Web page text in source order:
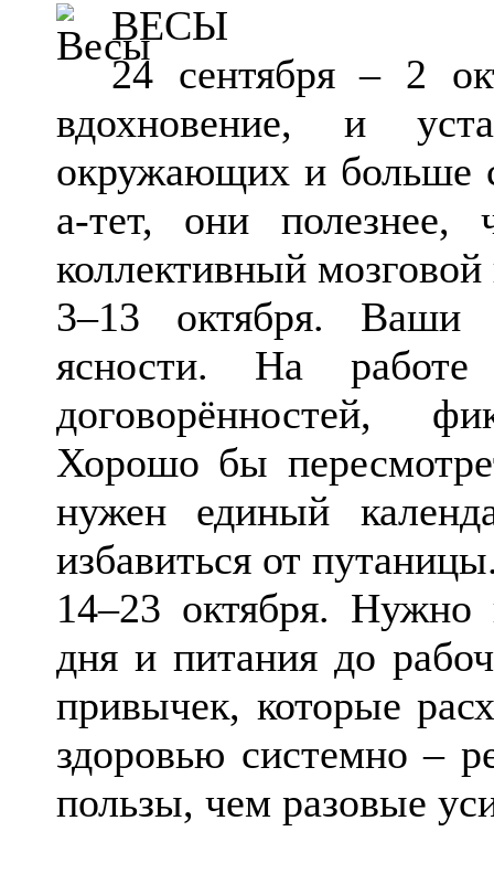
ВЕСЫ
24 сентября – 2
вдохновение, и
окружающих и больше
а-тет, они
коллективный
3–13 октября. Ваши
ясности. На работе
договорённостей,
Хорошо бы
нужен единый
избавиться от
14–23 октября. Нужно
дня и питания до
привычек, которые
здоровью системно –
пользы, чем разовые